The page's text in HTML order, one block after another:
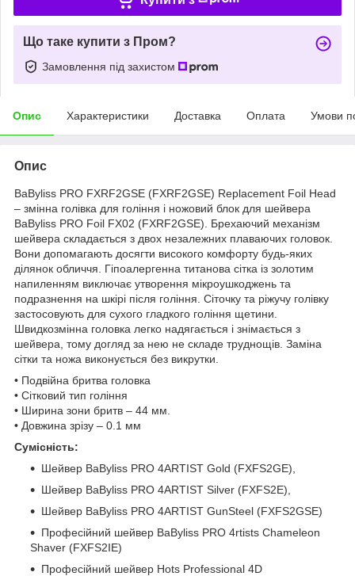
Що таке купити з Пром?
Замовлення під захистом
Опис Характеристики Доставка Оплата Умови
Опис
BaByliss PRO FXRF2GSE (FXRF2GSE) Replacement Foil Head
– змінна голівка для гоління і ножовий блок для шейвера
BaByliss PRO Foil FX02 (FXRF2GSE). Брехаючий механізм
шейвера складається з двох незалежних плаваючих головок.
Вони допомагають досягти високого комфорту будь-яких
ділянок обличчя. Гіпоалергенна титанова сітка із золотим
напиленням виключає утворення мікроушкоджень та
подразнення на шкірі після гоління. Сіточку та ріжучу голівку
застосовують для сухого гладкого гоління щетини.
Швидкозмінна головка легко надягається і знімається з
шейвера, тому догляд за нею не складе труднощів. Заміна
сітки та ножа виконується без викрутки.
• Подвійна бритва головка
• Сітковий тип гоління
• Ширина зони бритв – 44 мм.
• Довжина зрізу – 0.1 мм
Сумісність:
Шейвер BaByliss PRO 4ARTIST Gold (FXFS2GE),
Шейвер BaByliss PRO 4ARTIST Silver (FXFS2E),
Шейвер BaByliss PRO 4ARTIST GunSteel (FXFS2GSE)
Професійний шейвер BaByliss PRO 4rtists Chameleon
Shaver (FXFS2IE)
Професійний шейвер Hots Professional 4D